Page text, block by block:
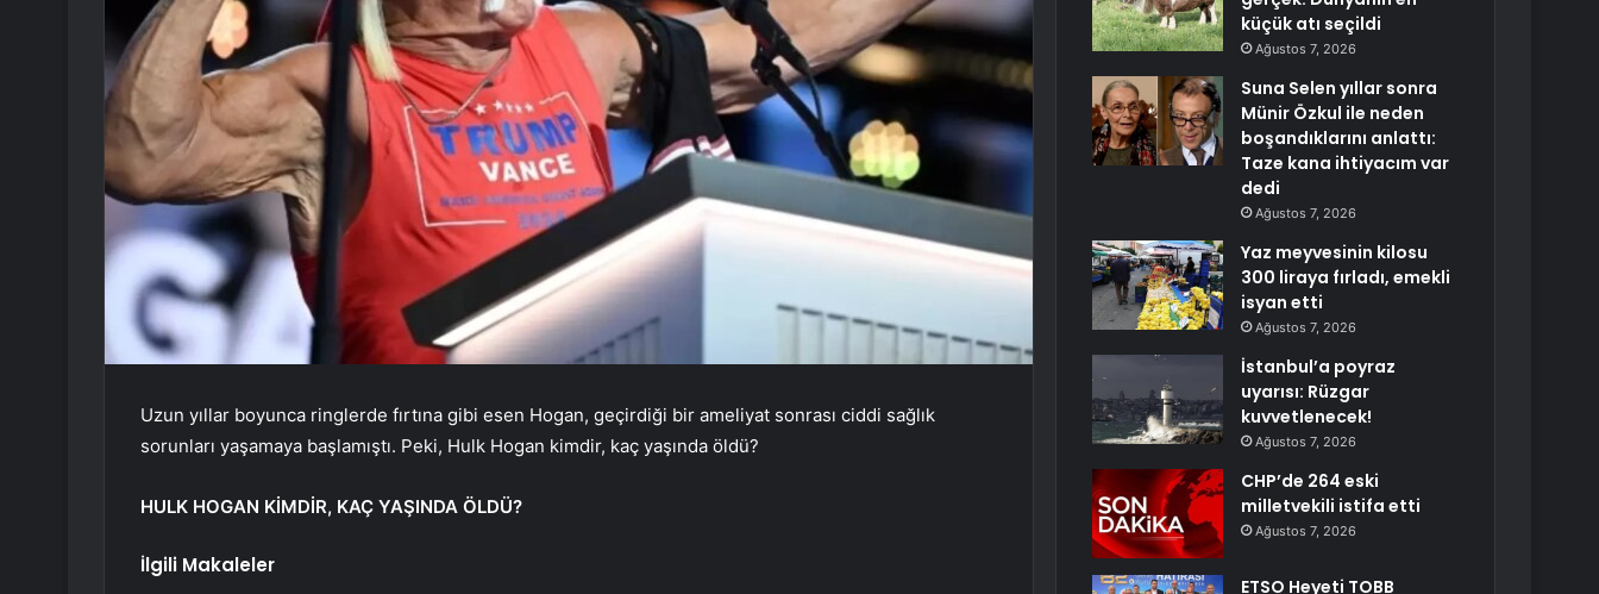
Uzun yıllar boyunca ringlerde fırtına gibi esen Hogan, geçirdiği bir ameliyat sonrası ciddi sağlık
sorunları yaşamaya başlamıştı. Peki, Hulk Hogan kimdir, kaç yaşında öldü?
HULK HOGAN KİMDİR, KAÇ YAŞINDA ÖLDÜ?
İlgili Makaleler
küçük atı seçildi
Ağustos 7, 2026
Suna Selen yıllar sonra
Münir Özkul ile neden
boşandıklarını anlattı:
Taze kana ihtiyacım var
dedi
Ağustos 7, 2026
Yaz meyvesinin kilosu
300 liraya fırladı, emekli
isyan etti
Ağustos 7, 2026
İstanbul’a poyraz
uyarısı: Rüzgar
kuvvetlenecek!
Ağustos 7, 2026
CHP’de 264 eski
milletvekili istifa etti
Ağustos 7, 2026
ETSO Heyeti TOBB